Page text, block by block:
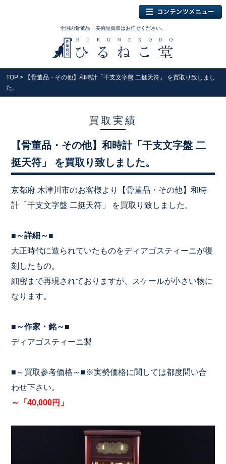
全国の骨董品・美術品買取はお任せください。
TOP > 【骨董品・その他】和時計「干支文字盤 二挺天符」 を買取り致しまし
た。
買取実績
【骨董品・その他】和時計「干支文字盤 二
挺天符」 を買取り致しました。
京都府 木津川市のお客様より【骨董品・その他】和時
計「干支文字盤 二挺天符」 を買取り致しました。
■～詳細～■
大正時代に造られていたものをディアゴスティーニが復
刻したもの。
細密まで再現されておりますが、スケールが小さい物に
なります。
■～作家・銘～■
ディアゴスティーニ製
■～買取参考価格～■※実勢価格に関しては都度問い合
わせ下さい。
～「40,000円」